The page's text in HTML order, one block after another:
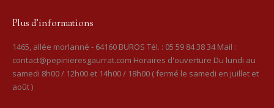
Plus d’informations
1465, allée morlanné - 64160 BUROS Tél. : 05 59 84 38 34 Mail :
contact@pepinieresgaurrat.com Horaires d'ouverture Du lundi au
samedi 8h00 / 12h00 et 14h00 / 18h00 ( fermé le samedi en juillet et
août )